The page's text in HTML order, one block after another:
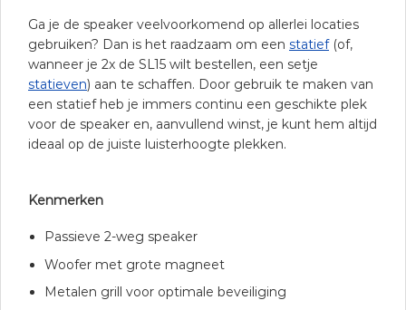
Ga je de speaker veelvoorkomend op allerlei locaties
gebruiken? Dan is het raadzaam om een statief(of,
wanneer je 2x de SL15 wilt bestellen, een setje
statieven) aan te schaffen. Door gebruik te maken van
een statief heb je immers continu een geschikte plek
voor de speaker en, aanvullend winst, je kunt hem altijd
ideaal op de juiste luisterhoogte plekken.
Kenmerken
Passieve 2-weg speaker
Woofer met grote magneet
Metalen grill voor optimale beveiliging